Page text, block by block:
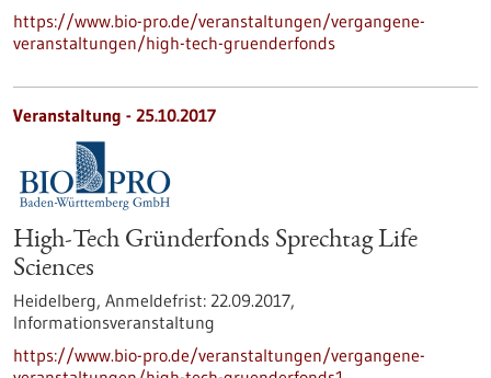
https://www.bio-pro.de/veranstaltungen/vergangene-
veranstaltungen/high-tech-gruenderfonds
Veranstaltung - 25.10.2017
High-Tech Gründerfonds Sprechtag Life
Sciences
Heidelberg, Anmeldefrist: 22.09.2017,
Informationsveranstaltung
https://www.bio-pro.de/veranstaltungen/vergangene-